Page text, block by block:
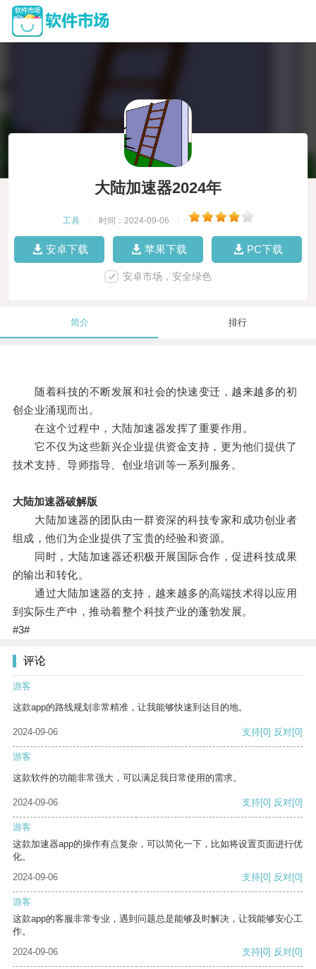
大陆加速器2024年
工具 时间：2024-09-06
安卓下载 苹果下载 PC下载
安卓市场，安全绿色
简介 排行
随着科技的不断发展和社会的快速变迁，越来越多的初
创企业涌现而出。
在这个过程中，大陆加速器发挥了重要作用。
它不仅为这些新兴企业提供资金支持，更为他们提供了
技术支持、导师指导、创业培训等一系列服务。
大陆加速器破解版
大陆加速器的团队由一群资深的科技专家和成功创业者
组成，他们为企业提供了宝贵的经验和资源。
同时，大陆加速器还积极开展国际合作，促进科技成果
的输出和转化。
通过大陆加速器的支持，越来越多的高端技术得以应用
到实际生产中，推动着整个科技产业的蓬勃发展。
#3#
评论
游客
这款app的路线规划非常精准，让我能够快速到达目的地。
2024-09-06 支持[0] 反对[0]
游客
这款软件的功能非常强大，可以满足我日常使用的需求。
2024-09-06 支持[0] 反对[0]
游客
这款加速器app的操作有点复杂，可以简化一下，比如将设置页面进行优
化。
2024-09-06
支持[0] 反对[0]
游客
这款app的客服非常专业，遇到问题总是能够及时解决，让我能够安心工
作。
2024-09-06
支持[0] 反对[0]